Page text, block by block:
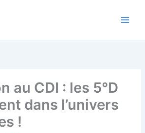
au CDI : les 5°D
dans l’univers
!